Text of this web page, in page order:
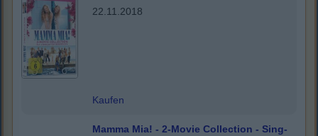
22.11.2018
Kaufen
Mamma Mia! - 2-Movie Collection - Sing-